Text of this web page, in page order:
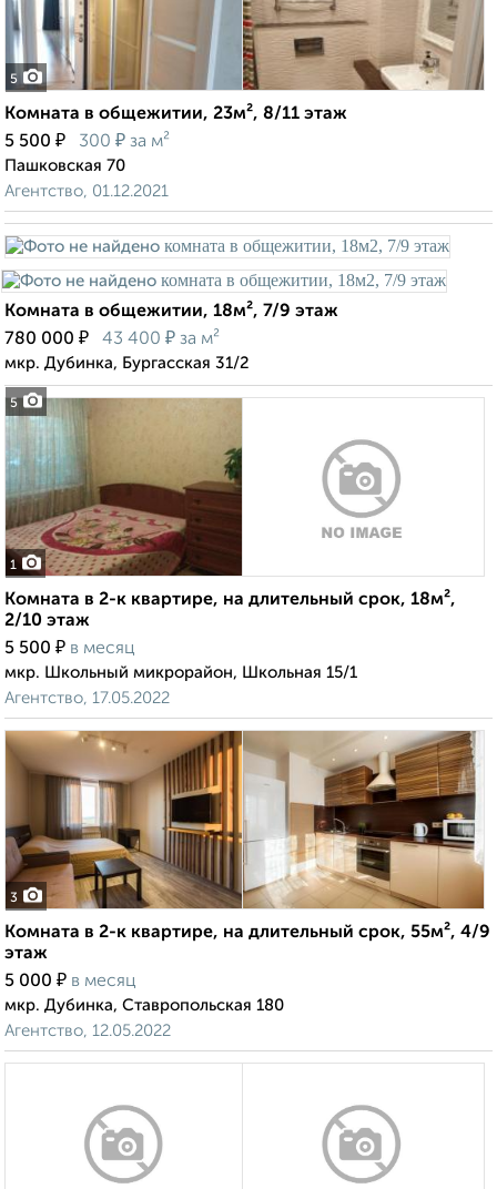
5
Комната в общежитии, 23м², 8/11 этаж
5 500 ₽ 300 ₽ за м²
Пашковская 70
Агентство, 01.12.2021
5
Комната в общежитии, 18м², 7/9 этаж
780 000 ₽ 43 400 ₽ за м²
мкр. Дубинка, Бургасская 31/2
1
Комната в 2-к квартире, на длительный срок, 18м²,
2/10 этаж
5 500 ₽ в месяц
мкр. Школьный микрорайон, Школьная 15/1
Агентство, 17.05.2022
3
Комната в 2-к квартире, на длительный срок, 55м², 4/9
этаж
5 000 ₽ в месяц
мкр. Дубинка, Ставропольская 180
Агентство, 12.05.2022